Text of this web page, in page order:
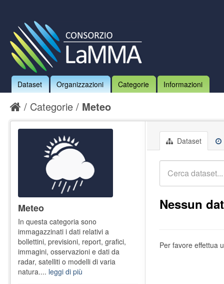
Dataset Organizzazioni Categorie Informazioni
Categorie Meteo
Dataset
Nessun
Per favore effettua
Meteo
In questa categoria sono
immagazzinati i dati relativi a
bollettini, previsioni, report, grafici,
immagini, osservazioni e dati da
radar, satelliti o modelli di varia
natura.... leggi di più